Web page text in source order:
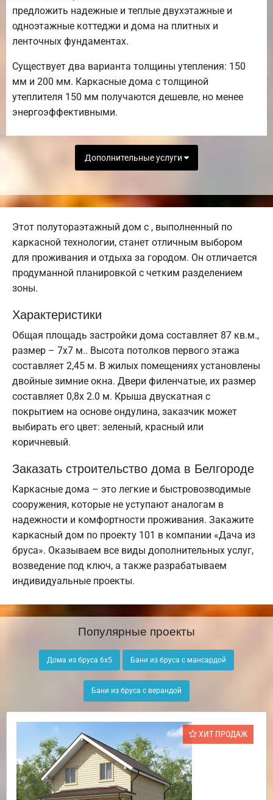
предложить надежные и теплые двухэтажные и
одноэтажные коттеджи и дома на плитных и
ленточных фундаментах.
Существует два варианта толщины утепления: 150
мм и 200 мм. Каркасные дома с толщиной
утеплителя 150 мм получаются дешевле, но менее
энергоэффективными.
Дополнительные услуги
Этот полутораэтажный дом с , выполненный по
каркасной технологии, станет отличным выбором
для проживания и отдыха за городом. Он отличается
продуманной планировкой с четким разделением
зоны.
Характеристики
Общая площадь застройки дома составляет 87 кв.м.,
размер – 7х7 м.. Высота потолков первого этажа
составляет 2,45 м. В жилых помещениях установлены
двойные зимние окна. Двери филенчатые, их размер
составляет 0,8x 2.0 м. Крыша двускатная с
покрытием на основе ондулина, заказчик может
выбирать его цвет: зеленый, красный или
коричневый.
Заказать строительство дома в Белгороде
Каркасные дома – это легкие и быстровозводимые
сооружения, которые не уступают аналогам в
надежности и комфортности проживания. Закажите
каркасный дом по проекту 101 в компании «Дача из
бруса». Оказываем все виды дополнительных услуг,
возведение под ключ, а также разрабатываем
индивидуальные проекты.
Популярные проекты
Дома из бруса 6х5 Бани из бруса с мансардой
Бани из бруса с верандой
ХИТ ПРОДАЖ